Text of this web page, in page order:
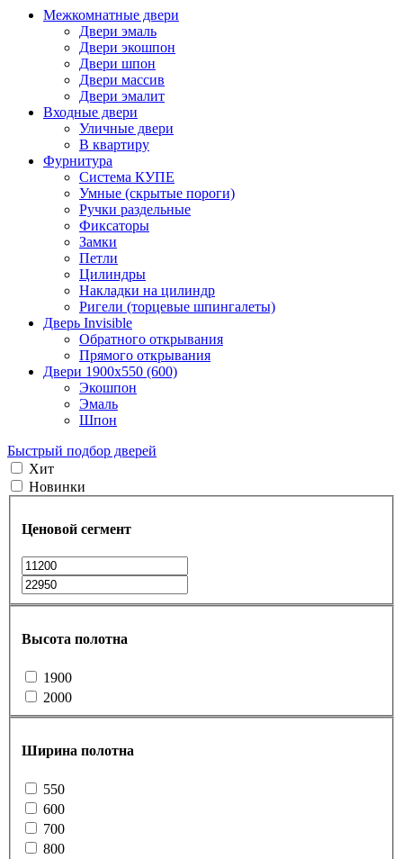
Межкомнатные двери
Двери эмаль
Двери экошпон
Двери шпон
Двери массив
Двери эмалит
Входные двери
Уличные двери
В квартиру
Фурнитура
Система КУПЕ
Умные (скрытые пороги)
Ручки раздельные
Фиксаторы
Замки
Петли
Цилиндры
Накладки на цилиндр
Ригели (торцевые шпингалеты)
Дверь Invisible
Обратного открывания
Прямого открывания
Двери 1900х550 (600)
Экошпон
Эмаль
Шпон
Быстрый подбор дверей
Хит
Новинки
Ценовой сегмент
Высота полотна
1900
2000
Ширина полотна
550
600
700
800